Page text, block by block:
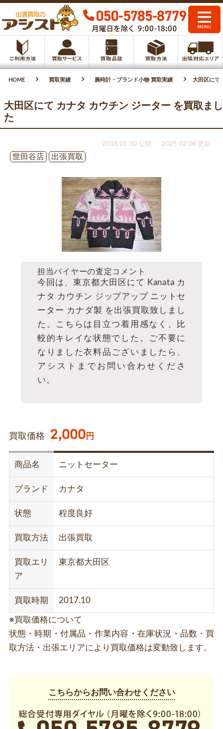
HOME 買取実績 腕時計・ブランド小物 買取実績 大田区にて
大田区にて カナタ カウチン ジーター を買取まし
た
2018.01.30 公開
2025.02.06 更新
世田谷店
出張買取
担当バイヤーの査定コメント
今回は、東京都大田区にて Kanata カ
ナタ カウチン ジップアップ ニットセ
ーター カナダ製 を出張買取致しまし
た。こちらは目立つ着用感なく、比
較的キレイな状態でした。ご不要に
なりました衣料品ございましたら、
アシストまでお問い合わせくださ
い。
買取価格 2,000円
商品名 ニットセーター
ブランド カナタ
状態 程度良好
買取方法 出張買取
買取エリ
ア
東京都大田区
買取時期 2017.10
※買取価格について
状態・時期・付属品・作業内容・在庫状況・品数・買
取方法・出張エリアにより買取価格は変動致します。
こちらからお問い合わせください